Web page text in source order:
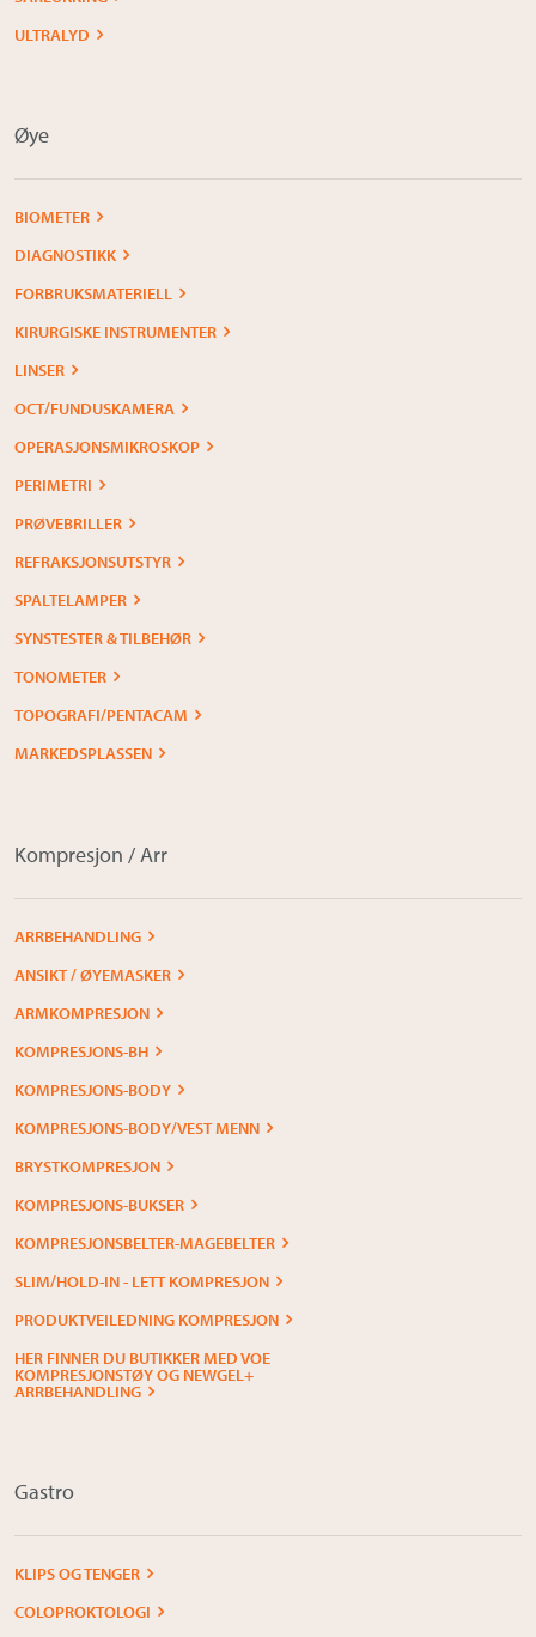
ULTRALYD
Øye
BIOMETER
DIAGNOSTIKK
FORBRUKSMATERIELL
KIRURGISKE INSTRUMENTER
LINSER
OCT/FUNDUSKAMERA
OPERASJONSMIKROSKOP
PERIMETRI
PRØVEBRILLER
REFRAKSJONSUTSTYR
SPALTELAMPER
SYNSTESTER & TILBEHØR
TONOMETER
TOPOGRAFI/PENTACAM
MARKEDSPLASSEN
Kompresjon / Arr
ARRBEHANDLING
ANSIKT / ØYEMASKER
ARMKOMPRESJON
KOMPRESJONS-BH
KOMPRESJONS-BODY
KOMPRESJONS-BODY/VEST MENN
BRYSTKOMPRESJON
KOMPRESJONS-BUKSER
KOMPRESJONSBELTER-MAGEBELTER
SLIM/HOLD-IN - LETT KOMPRESJON
PRODUKTVEILEDNING KOMPRESJON
HER FINNER DU BUTIKKER MED VOE
KOMPRESJONSTØY OG NEWGEL+
ARRBEHANDLING
Gastro
KLIPS OG TENGER
COLOPROKTOLOGI